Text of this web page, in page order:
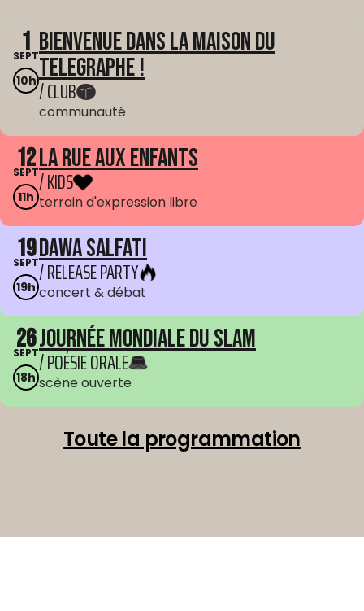
1
SEPT
10h
Bienvenue dans La Maison du
Telegraphe !
/ CLUB
communauté
12
SEPT
11h
La Rue aux enfants
/ KIDS
terrain d'expression libre
19
SEPT
19h
Dawa Salfati
/ RELEASE PARTY
concert & débat
26
SEPT
18h
Journée mondiale du Slam
/ POÉSIE ORALE
scène ouverte
Toute la programmation